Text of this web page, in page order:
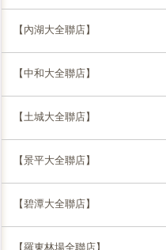
【內湖大全聯店】
【中和大全聯店】
【土城大全聯店】
【景平大全聯店】
【碧潭大全聯店】
【羅東林場全聯店】